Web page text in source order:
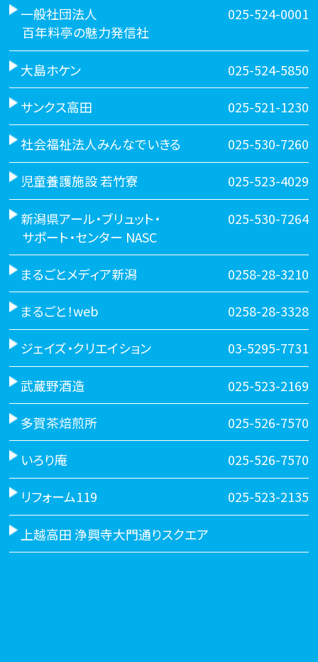
一般社団法人
百年料亭の魅力発信社
025-524-0001
大島ホケン 025-524-5850
サンクス高田 025-521-1230
社会福祉法人みんなでいきる 025-530-7260
児童養護施設 若竹寮 025-523-4029
新潟県アール・ブリュット・
サポート・センター NASC
025-530-7264
まるごとメディア新潟 0258-28-3210
まるごと！web 0258-28-3328
ジェイズ・クリエイション 03-5295-7731
武蔵野酒造 025-523-2169
多賀茶焙煎所 025-526-7570
いろり庵 025-526-7570
リフォーム119 025-523-2135
上越高田 浄興寺大門通りスクエア